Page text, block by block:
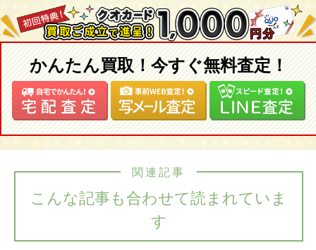
かんたん買取！今すぐ無料査定！
こんな記事も合わせて読まれていま
す
関連記事